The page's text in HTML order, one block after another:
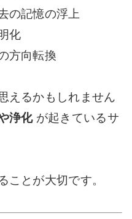
の記憶の浮上
化
方向転換
えるかもしれません
浄化が起きているサ
ことが大切です。